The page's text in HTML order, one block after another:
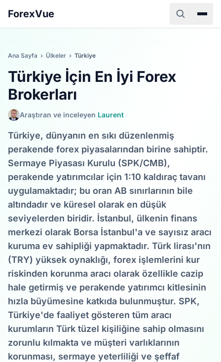
ForexVue
Ana Sayfa › Ülkeler › Türkiye
Türkiye İçin En İyi Forex
Brokerları
Araştıran ve inceleyen Laurent
Türkiye, dünyanın en sıkı düzenlenmiş
perakende forex piyasalarından birine sahiptir.
Sermaye Piyasası Kurulu (SPK/CMB),
perakende yatırımcılar için 1:10 kaldıraç tavanı
uygulamaktadır; bu oran AB sınırlarının bile
altındadır ve küresel olarak en düşük
seviyelerden biridir. İstanbul, ülkenin finans
merkezi olarak Borsa İstanbul'a ve sayısız aracı
kuruma ev sahipliği yapmaktadır. Türk lirası'nın
(TRY) yüksek oynaklığı, forex işlemlerini kur
riskinden korunma aracı olarak özellikle cazip
hale getirmiş ve perakende yatırımcı kitlesinin
hızla büyümesine katkıda bulunmuştur. SPK,
Türkiye'de faaliyet gösteren tüm aracı
kurumların Türk tüzel kişiliğine sahip olmasını
zorunlu kılmakta ve müşteri varlıklarının
korunması, sermaye yeterliliği ve şeffaf